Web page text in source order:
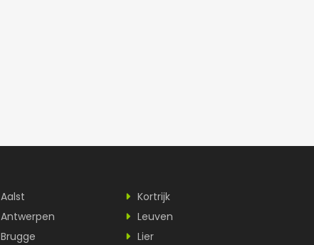
Aalst
Antwerpen
Brugge
Kortrijk
Leuven
Lier